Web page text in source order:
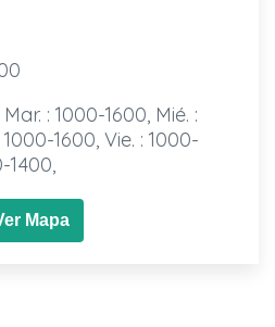
: 1000-1600, Mié. :
1600, Vie. : 1000-
1400,
Mapa